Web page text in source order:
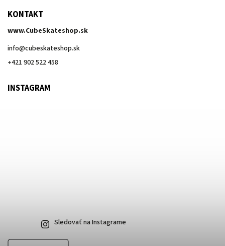
KONTAKT
www.CubeSkateshop.sk
info@cubeskateshop.sk
+421 902 522 458
INSTAGRAM
Sledovať na Instagrame